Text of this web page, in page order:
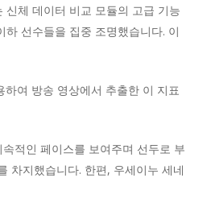
체 데이터 비교 모듈의 고급 기능
선수들을 집중 조명했습니다. 이
여 방송 영상에서 추출한 이 지표
적인 페이스를 보여주며 선두로 부
차지했습니다. 한편, 우세이누 세네